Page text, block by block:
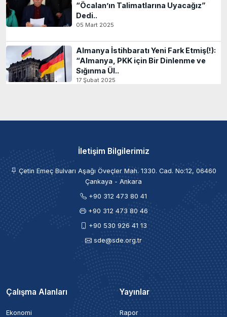
“Öcalan’ın Talimatlarına Uyacağız”
Dedi..
05 Mart 2025
Almanya İstihbaratı Yeni Fark Etmiş(!):
“Almanya, PKK için Bir Dinlenme ve
Sığınma Ül..
17 Şubat 2025
İletişim Bilgilerimiz
Çetin Emeç Bulvarı Aşağı Öveçler Mah. 1330. Cad. No:12, 06460
Çankaya - Ankara
+90 312 473 80 41
+90 312 473 80 46
+90 530 926 41 13
sde@sde.org.tr
Çalışma Alanları
Ekonomi
Yayınlar
Rapor